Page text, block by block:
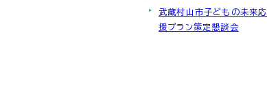
武蔵村山市子どもの未来応
援プラン策定懇談会